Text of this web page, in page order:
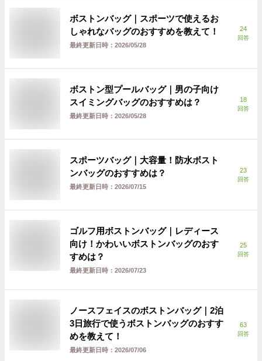
ボストンバッグ｜スポーツで使えるお
しゃれなバッグのおすすめを教えて！
最終更新日時： 2026/05/28
24
回答
ボストン型プールバッグ｜男の子向け
スイミングバッグのおすすめは？
最終更新日時： 2026/05/28
18
回答
スポーツバッグ｜大容量！防水ボスト
ンバッグのおすすめは？
最終更新日時： 2026/07/15
23
回答
ゴルフ用ボストンバッグ｜レディース
向け！かわいいボストンバッグのおす
すめは？
最終更新日時： 2026/07/23
25
回答
ノースフェイスのボストンバッグ｜2泊
3日旅行で使うボストンバッグのおすす
めを教えて！
最終更新日時： 2026/07/06
63
回答